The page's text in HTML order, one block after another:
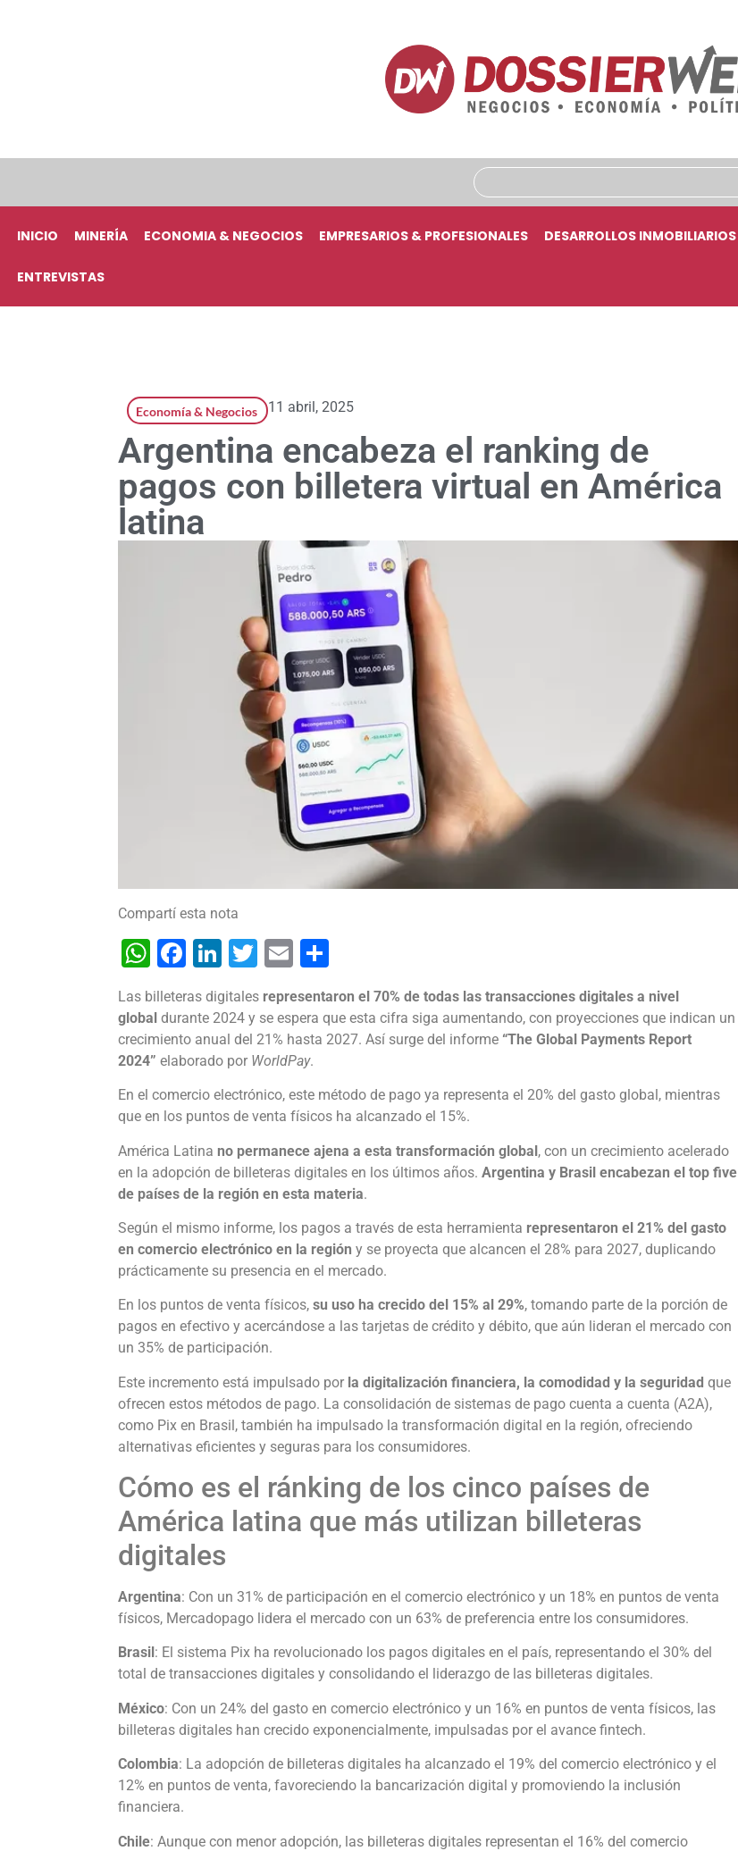
INICIO MINERÍA ECONOMIA & NEGOCIOS EMPRESARIOS & PROFESIONALES DESARROLLOS INMOBILIARIOS
ENTREVISTAS
Economía & Negocios 11 abril, 2025
Argentina encabeza el ranking de
pagos con billetera virtual en América
latina
Compartí esta nota
WhatsApp
Facebook
LinkedIn
Twitter
Email
Las billeteras digitales representaron el 70% de todas las transacciones digitales a nivel
global durante 2024 y se espera que esta cifra siga aumentando, con proyecciones que indican un
crecimiento anual del 21% hasta 2027. Así surge del informe “The Global Payments Report
2024” elaborado por WorldPay.
En el comercio electrónico, este método de pago ya representa el 20% del gasto global, mientras
que en los puntos de venta físicos ha alcanzado el 15%.
América Latina no permanece ajena a esta transformación global, con un crecimiento acelerado
en la adopción de billeteras digitales en los últimos años. Argentina y Brasil encabezan el top five
de países de la región en esta materia.
Según el mismo informe, los pagos a través de esta herramienta representaron el 21% del gasto
en comercio electrónico en la región y se proyecta que alcancen el 28% para 2027, duplicando
prácticamente su presencia en el mercado.
En los puntos de venta físicos, su uso ha crecido del 15% al 29%, tomando parte de la porción de
pagos en efectivo y acercándose a las tarjetas de crédito y débito, que aún lideran el mercado con
un 35% de participación.
Este incremento está impulsado por la digitalización financiera, la comodidad y la seguridad que
ofrecen estos métodos de pago. La consolidación de sistemas de pago cuenta a cuenta (A2A),
como Pix en Brasil, también ha impulsado la transformación digital en la región, ofreciendo
alternativas eficientes y seguras para los consumidores.
Cómo es el ránking de los cinco países de
América latina que más utilizan billeteras
digitales
Argentina: Con un 31% de participación en el comercio electrónico y un 18% en puntos de venta
físicos, Mercadopago lidera el mercado con un 63% de preferencia entre los consumidores.
Brasil : El sistema Pix ha revolucionado los pagos digitales en el país, representando el 30% del
total de transacciones digitales y consolidando el liderazgo de las billeteras digitales.
México: Con un 24% del gasto en comercio electrónico y un 16% en puntos de venta físicos, las
billeteras digitales han crecido exponencialmente, impulsadas por el avance fintech.
Colombia: La adopción de billeteras digitales ha alcanzado el 19% del comercio electrónico y el
12% en puntos de venta, favoreciendo la bancarización digital y promoviendo la inclusión
financiera.
Chile: Aunque con menor adopción, las billeteras digitales representan el 16% del comercio